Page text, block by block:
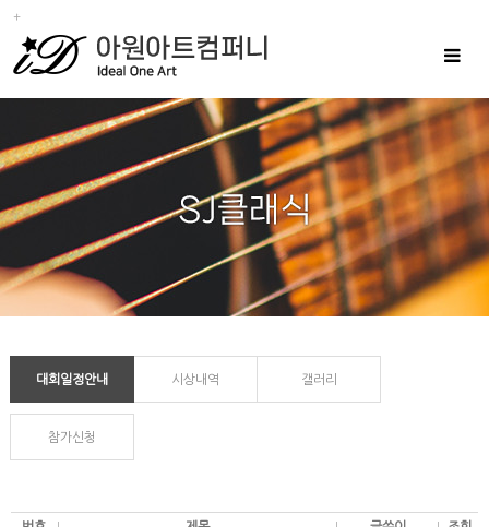
Toggle
대회일정안내 시상내역 갤러리
참가신청